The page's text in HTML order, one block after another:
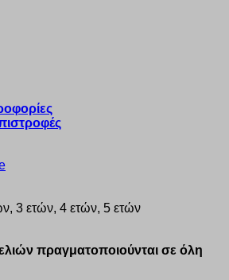
3 ετών, 4 ετών, 5 ετών
πραγματοποιούνται σε όλη